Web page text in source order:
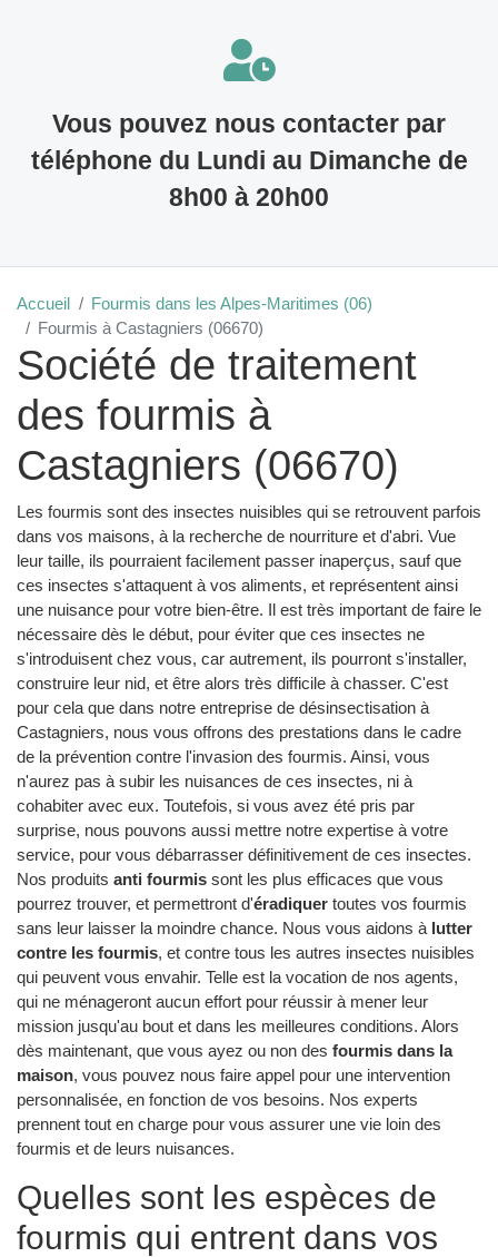
Vous pouvez nous contacter par
téléphone du Lundi au Dimanche de
8h00 à 20h00
Accueil
Fourmis dans les Alpes-Maritimes (06)
Fourmis à Castagniers (06670)
Société de traitement
des fourmis à
Castagniers (06670)
Les fourmis sont des insectes nuisibles qui se retrouvent parfois
dans vos maisons, à la recherche de nourriture et d'abri. Vue
leur taille, ils pourraient facilement passer inaperçus, sauf que
ces insectes s'attaquent à vos aliments, et représentent ainsi
une nuisance pour votre bien-être. Il est très important de faire le
nécessaire dès le début, pour éviter que ces insectes ne
s'introduisent chez vous, car autrement, ils pourront s'installer,
construire leur nid, et être alors très difficile à chasser. C'est
pour cela que dans notre entreprise de désinsectisation à
Castagniers, nous vous offrons des prestations dans le cadre
de la prévention contre l'invasion des fourmis. Ainsi, vous
n'aurez pas à subir les nuisances de ces insectes, ni à
cohabiter avec eux. Toutefois, si vous avez été pris par
surprise, nous pouvons aussi mettre notre expertise à votre
service, pour vous débarrasser définitivement de ces insectes.
Nos produits anti fourmis sont les plus efficaces que vous
pourrez trouver, et permettront d'éradiquer toutes vos fourmis
sans leur laisser la moindre chance. Nous vous aidons à lutter
contre les fourmis, et contre tous les autres insectes nuisibles
qui peuvent vous envahir. Telle est la vocation de nos agents,
qui ne ménageront aucun effort pour réussir à mener leur
mission jusqu'au bout et dans les meilleures conditions. Alors
dès maintenant, que vous ayez ou non des fourmis dans la
maison, vous pouvez nous faire appel pour une intervention
personnalisée, en fonction de vos besoins. Nos experts
prennent tout en charge pour vous assurer une vie loin des
fourmis et de leurs nuisances.
Quelles sont les espèces de
fourmis qui entrent dans vos